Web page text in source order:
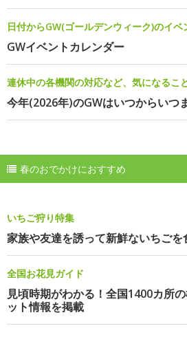
日付からGW(ゴールデンウィーク)のイベ
GWイベントカレンダー
連休中の各機関の対応など、気になるこ
今年(2026年)のGWはいつからいつ
春のおでかけにおすすめ
いちご狩り特集
家族や友達を誘って新鮮ないちごを
全国お花見ガイド
見頃時期がわかる！全国1400カ所
ット情報を掲載